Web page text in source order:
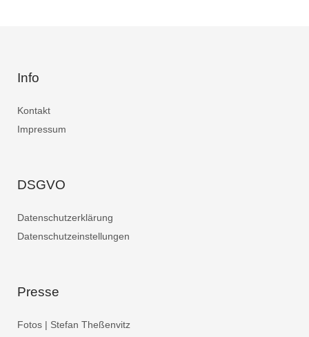
Info
Kontakt
Impressum
DSGVO
Datenschutzerklärung
Datenschutzeinstellungen
Presse
Fotos | Stefan Theßenvitz